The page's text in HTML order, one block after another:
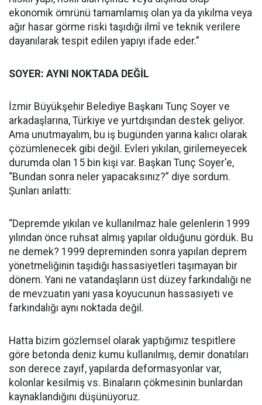
ekonomik ömrünü tamamlamış olan ya da yıkılma veya
ağır hasar görme riski taşıdığı ilmî ve teknik verilere
dayanılarak tespit edilen yapıyı ifade eder.”
SOYER: AYNI NOKTADA DEĞİL
İzmir Büyükşehir Belediye Başkanı Tunç Soyer ve
arkadaşlarına, Türkiye ve yurtdışından destek geliyor.
Ama unutmayalım, bu iş bugünden yarına kalıcı olarak
çözümlenecek gibi değil. Evleri yıkılan, girilemeyecek
durumda olan 15 bin kişi var. Başkan Tunç Soyer'e,
“Bundan sonra neler yapacaksınız?” diye sordum.
Şunları anlattı:
“Depremde yıkılan ve kullanılmaz hale gelenlerin 1999
yılından önce ruhsat almış yapılar olduğunu gördük. Bu
ne demek? 1999 depreminden sonra yapılan deprem
yönetmeliğinin taşıdığı hassasiyetleri taşımayan bir
dönem. Yani ne vatandaşların üst düzey farkındalığı ne
de mevzuatın yani yasa koyucunun hassasiyeti ve
farkındalığı aynı noktada değil.
Hatta bizim gözlemsel olarak yaptığımız tespitlere
göre betonda deniz kumu kullanılmış, demir donatıları
son derece zayıf, yapılarda deformasyonlar var,
kolonlar kesilmiş vs. Binaların çökmesinin bunlardan
kaynaklandığını düşünüyoruz.